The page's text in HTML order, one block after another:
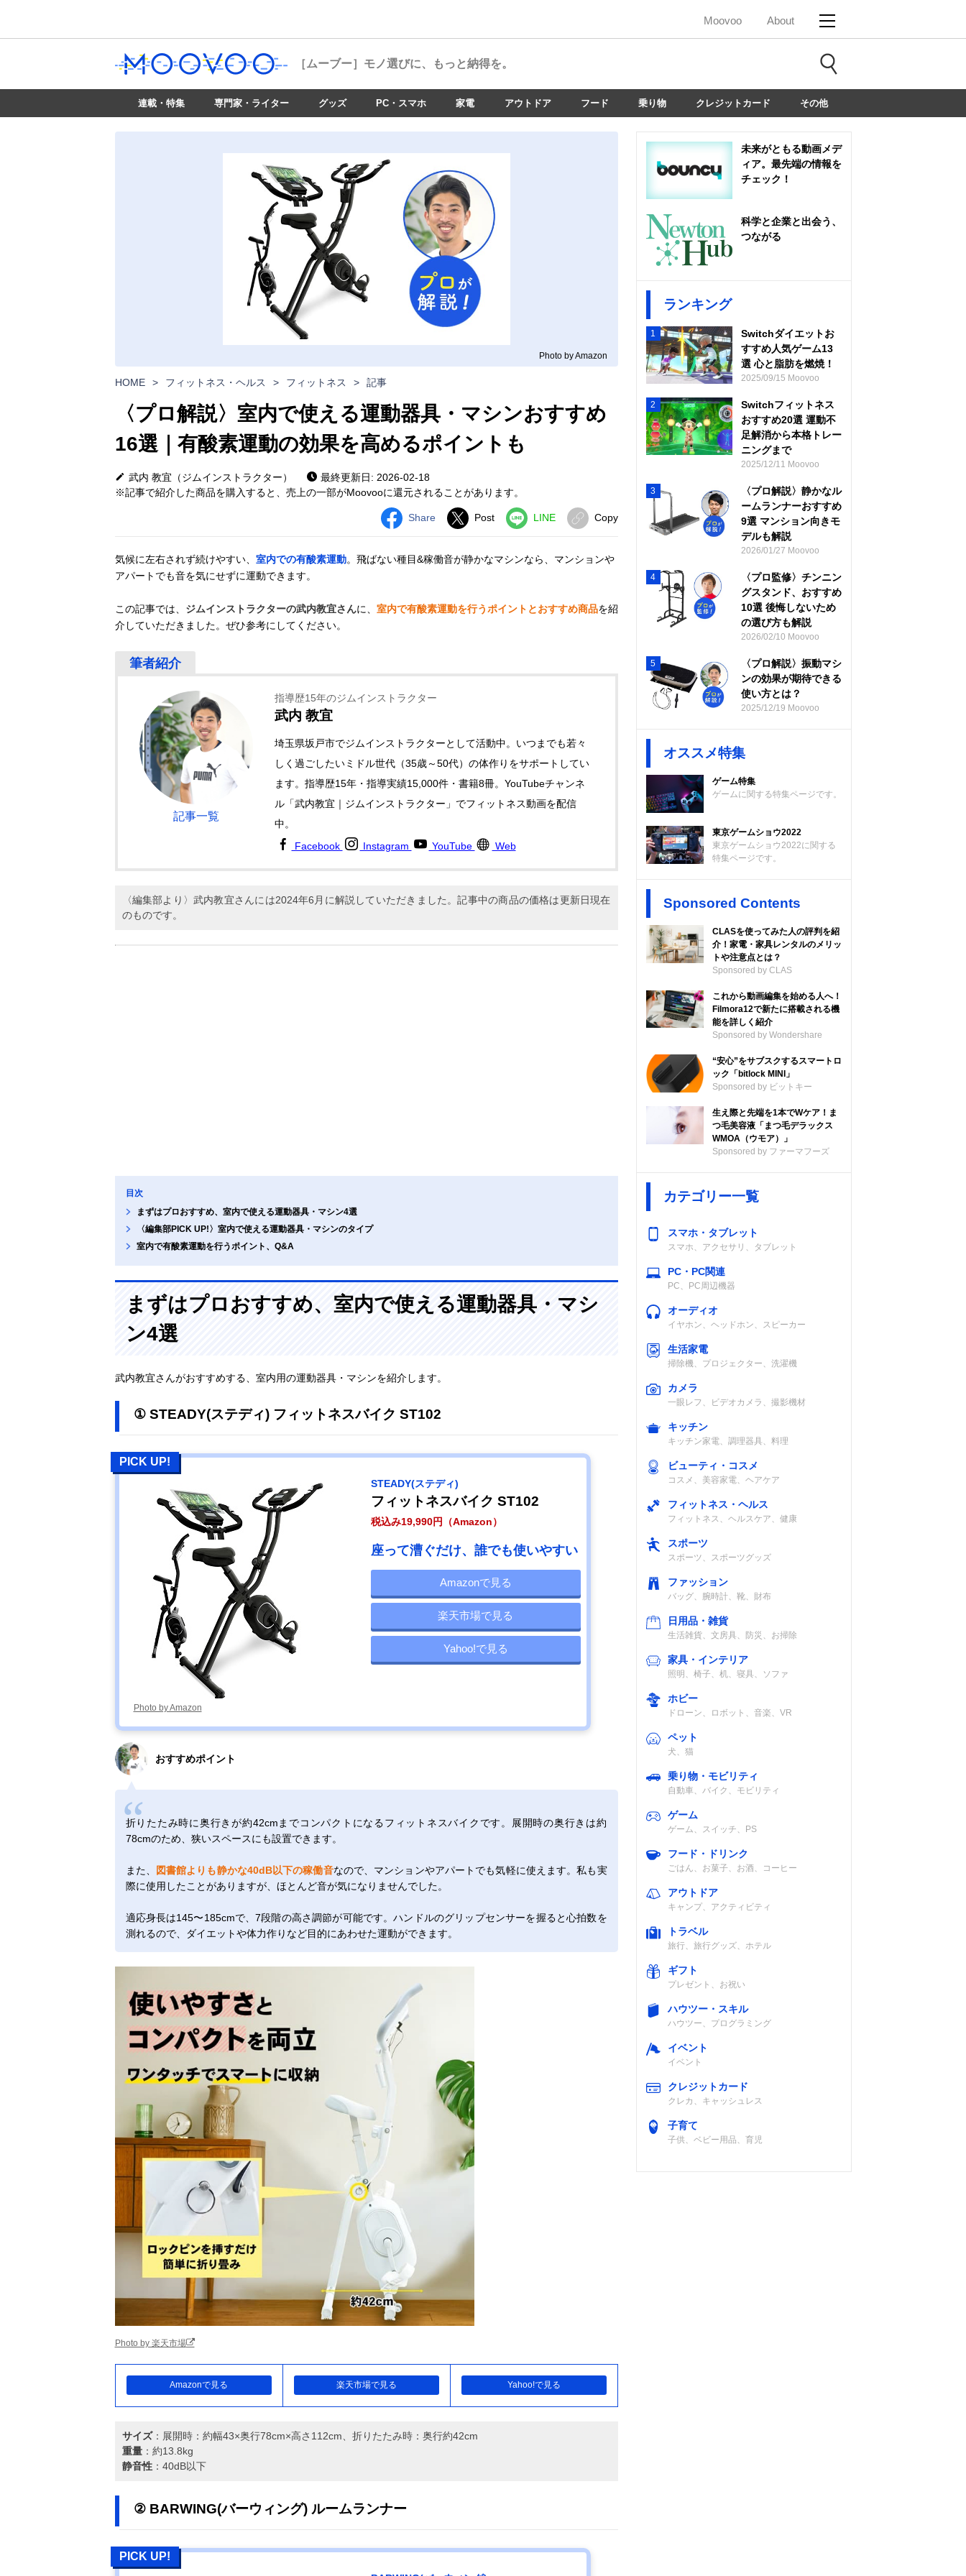
Moovoo About
［ムーブー］ モノ選びに、もっと納得を。
連載・特集 専門家・ライター グッズ PC・スマホ 家電 アウトドア フード 乗り物 クレジットカード その他
Photo by Amazon
HOME > フィットネス・ヘルス > フィットネス > 記事
〈プロ解説〉室内で使える運動器具・マシンおすすめ
16選｜有酸素運動の効果を高めるポイントも
武内 教宜（ジムインストラクター）
最終更新日: 2026-02-18
※記事で紹介した商品を購入すると、売上の一部がMoovooに還元されることがあります。
Share Post LINE Copy
気候に左右されず続けやすい、 室内での有酸素運動。飛ばない種目&稼働音が静かなマシンなら、マンションや
アパートでも音を気にせずに運動できます。
この記事では、 ジムインストラクターの武内教宜さんに、 室内で有酸素運動を行うポイントとおすすめ商品を紹
介していただきました。ぜひ参考にしてください。
記事一覧
指導歴15年のジムインストラクター
武内 教宜
埼玉県坂戸市でジムインストラクターとして活動中。いつまでも若々
しく過ごしたいミドル世代（35歳～50代）の体作りをサポートしてい
ます。指導歴15年・指導実績15,000件・書籍8冊。YouTubeチャンネ
ル「武内教宜｜ジムインストラクター」でフィットネス動画を配信
中。
Facebook
Instagram YouTube Web
〈編集部より〉武内教宜さんには2024年6月に解説していただきました。記事中の商品の価格は更新日現在
のものです。
目次
まずはプロおすすめ、室内で使える運動器具・マシン4選
〈編集部PICK UP!〉室内で使える運動器具・マシンのタイプ
室内で有酸素運動を行うポイント、Q&A
まずはプロおすすめ、室内で使える運動器具・マシ
ン4選
武内教宜さんがおすすめする、室内用の運動器具・マシンを紹介します。
① STEADY(ステディ) フィットネスバイク ST102
PICK UP!
Photo by Amazon
STEADY(ステディ)
フィットネスバイク ST102
税込み19,990円（Amazon）
座って漕ぐだけ、誰でも使いやすい
Amazonで見る
楽天市場で見る
Yahoo!で見る
おすすめポイント
折りたたみ時に奥行きが約42cmまでコンパクトになるフィットネスバイクです。展開時の奥行きは約
78cmのため、狭いスペースにも設置できます。
また、 図書館よりも静かな40dB以下の稼働音なので、マンションやアパートでも気軽に使えます。私も実
際に使用したことがありますが、ほとんど音が気になりませんでした。
適応身長は145〜185cmで、7段階の高さ調節が可能です。ハンドルのグリップセンサーを握ると心拍数を
測れるので、ダイエットや体力作りなど目的にあわせた運動ができます。
Photo by 楽天市場
Amazonで見る 楽天市場で見る Yahoo!で見る
サイズ：展開時：約幅43×奥行78cm×高さ112cm、折りたたみ時：奥行約42cm
重量：約13.8kg
静音性：40dB以下
② BARWING(バーウィング) ルームランナー
PICK UP!
未来がともる動画メデ
ィア。最先端の情報を
チェック！
科学と企業と出会う、
つながる
ランキング
1
Switchダイエットお
すすめ人気ゲーム13
選 心と脂肪を燃焼！
2025/09/15 Moovoo
2
Switchフィットネス
おすすめ20選 運動不
足解消から本格トレー
ニングまで
2025/12/11 Moovoo
3
〈プロ解説〉静かなル
ームランナーおすすめ
9選 マンション向きモ
デルも解説
2026/01/27 Moovoo
4
〈プロ監修〉チンニン
グスタンド、おすすめ
10選 後悔しないため
の選び方も解説
2026/02/10 Moovoo
5
〈プロ解説〉振動マシ
ンの効果が期待できる
使い方とは？
2025/12/19 Moovoo
オススメ特集
ゲーム特集
ゲームに関する特集ページです。
東京ゲームショウ2022
東京ゲームショウ2022に関する
特集ページです。
Sponsored Contents
CLASを使ってみた人の評判を紹
介！家電・家具レンタルのメリッ
トや注意点とは？
Sponsored by CLAS
これから動画編集を始める人へ！
Filmora12で新たに搭載される機
能を詳しく紹介
Sponsored by Wondershare
“安心”をサブスクするスマートロ
ック「bitlock MINI」
Sponsored by ビットキー
生え際と先端を1本でWケア！ま
つ毛美容液「まつ毛デラックス
WMOA（ウモア）」
Sponsored by ファーマフーズ
カテゴリー一覧
スマホ・タブレット
スマホ、アクセサリ、タブレット
PC・PC関連
PC、PC周辺機器
オーディオ
イヤホン、ヘッドホン、スピーカー
生活家電
掃除機、プロジェクター、洗濯機
カメラ
一眼レフ、ビデオカメラ、撮影機材
キッチン
キッチン家電、調理器具、料理
ビューティ・コスメ
コスメ、美容家電、ヘアケア
フィットネス・ヘルス
フィットネス、ヘルスケア、健康
スポーツ
スポーツ、スポーツグッズ
ファッション
バッグ、腕時計、靴、財布
日用品・雑貨
生活雑貨、文房具、防災、お掃除
家具・インテリア
照明、椅子、机、寝具、ソファ
ホビー
ドローン、ロボット、音楽、VR
ペット
犬、猫
乗り物・モビリティ
自動車、バイク、モビリティ
ゲーム
ゲーム、スイッチ、PS
フード・ドリンク
ごはん、お菓子、お酒、コーヒー
アウトドア
キャンプ、アクティビティ
トラベル
旅行、旅行グッズ、ホテル
ギフト
プレゼント、お祝い
ハウツー・スキル
ハウツー、プログラミング
イベント
イベント
クレジットカード
クレカ、キャッシュレス
子育て
子供、ベビー用品、育児